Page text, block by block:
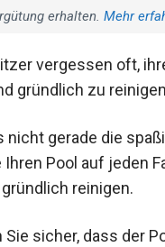
erhalten. Mehr
vergessen oft,
gründlich zu
nicht gerade die
Pool auf jeden
reinigen.
sicher, dass der